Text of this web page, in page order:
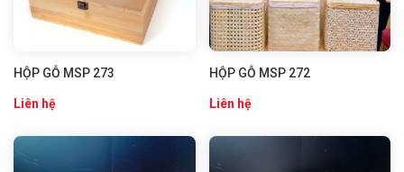
HỘP GỖ MSP 273
Liên hệ
HỘP GỖ MSP 272
Liên hệ